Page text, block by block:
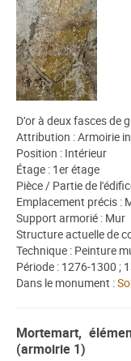
D’or à deux fasces de
Attribution : Armoirie
Position : Intérieur
Étage : 1er étage
Pièce / Partie de
Emplacement précis :
Support armorié : Mur
Structure actuelle de
Technique : Peinture
Période : 1276-1300 ;
Dans le monument :
Mortemart,
(armoirie 1)